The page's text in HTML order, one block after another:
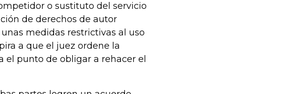
o sustituto del servicio
de derechos de autor
medidas restrictivas al uso
a que el juez ordene la
el punto de obligar a rehacer el